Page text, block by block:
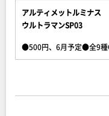
アルティメットルミナス
ウルトラマンSP03
●500円、6月予定●全9